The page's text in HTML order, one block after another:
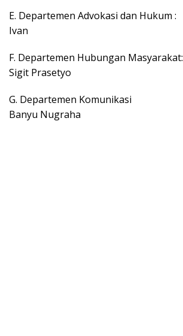
E. Departemen Advokasi dan Hukum :
Ivan
F. Departemen Hubungan Masyarakat:
Sigit Prasetyo
G. Departemen Komunikasi
Banyu Nugraha